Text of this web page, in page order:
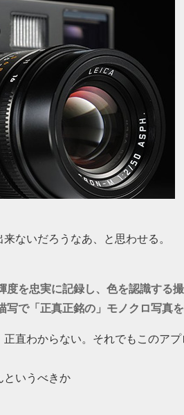
ないだろうなあ、と思わせる。
を忠実に記録し、色を認識する
写で「正真正銘の」モノクロ写真
直わからない。それでもこのアプ
というべきか